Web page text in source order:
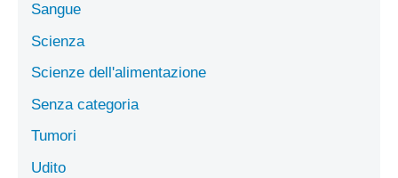
Sangue
Scienza
Scienze dell'alimentazione
Senza categoria
Tumori
Udito